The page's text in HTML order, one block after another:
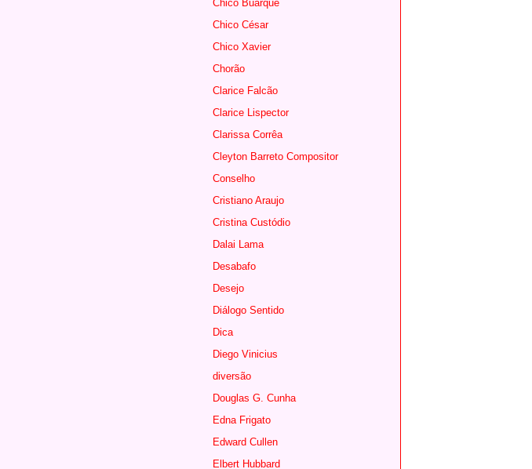
Chico Buarque
Chico César
Chico Xavier
Chorão
Clarice Falcão
Clarice Lispector
Clarissa Corrêa
Cleyton Barreto Compositor
Conselho
Cristiano Araujo
Cristina Custódio
Dalai Lama
Desabafo
Desejo
Diálogo Sentido
Dica
Diego Vinicius
diversão
Douglas G. Cunha
Edna Frigato
Edward Cullen
Elbert Hubbard